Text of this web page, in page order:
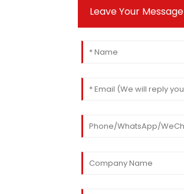
Leave Your Message